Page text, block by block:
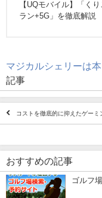
【UQモバイル】「く
ラン+5G」を徹底解説
マジカルシェリーは
記事
コストを徹底的に抑えたゲーミ
おすすめの記事
ゴルフ